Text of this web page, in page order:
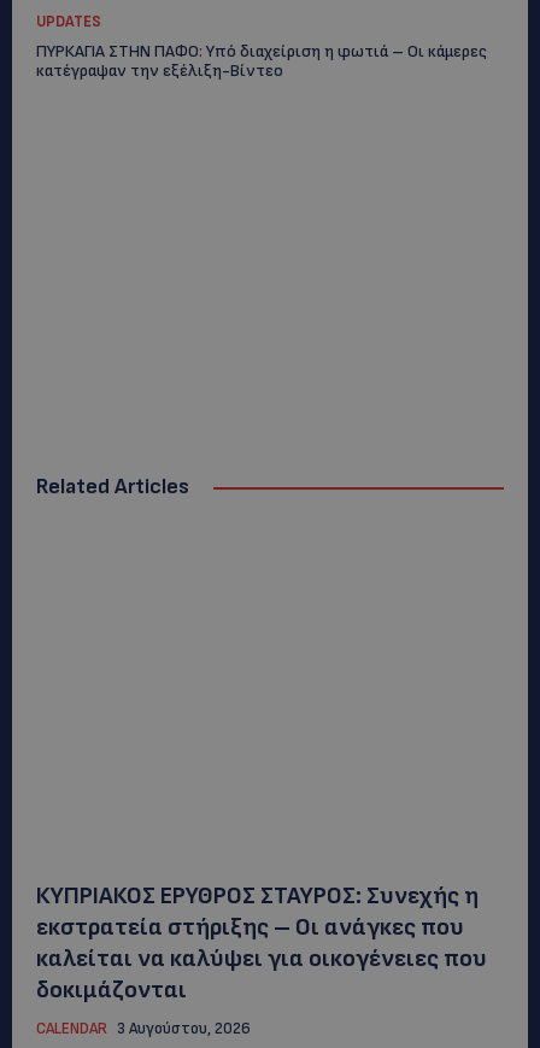
UPDATES
ΠΥΡΚΑΓΙΑ ΣΤΗΝ ΠΑΦΟ: Υπό διαχείριση η φωτιά – Οι κάμερες
κατέγραψαν την εξέλιξη-Βίντεο
Related Articles
ΚΥΠΡΙΑΚΟΣ ΕΡΥΘΡΟΣ ΣΤΑΥΡΟΣ: Συνεχής η
εκστρατεία στήριξης – Οι ανάγκες που
καλείται να καλύψει για οικογένειες που
δοκιμάζονται
CALENDAR 3 Αυγούστου, 2026